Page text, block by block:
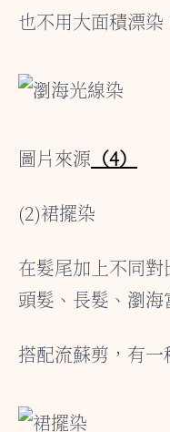
也不用大面積漂染
圖片來源 （4）
(2)裙擺染
在髮尾加上不同
頭髮、長髮、瀏海
搭配流蘇剪，有一